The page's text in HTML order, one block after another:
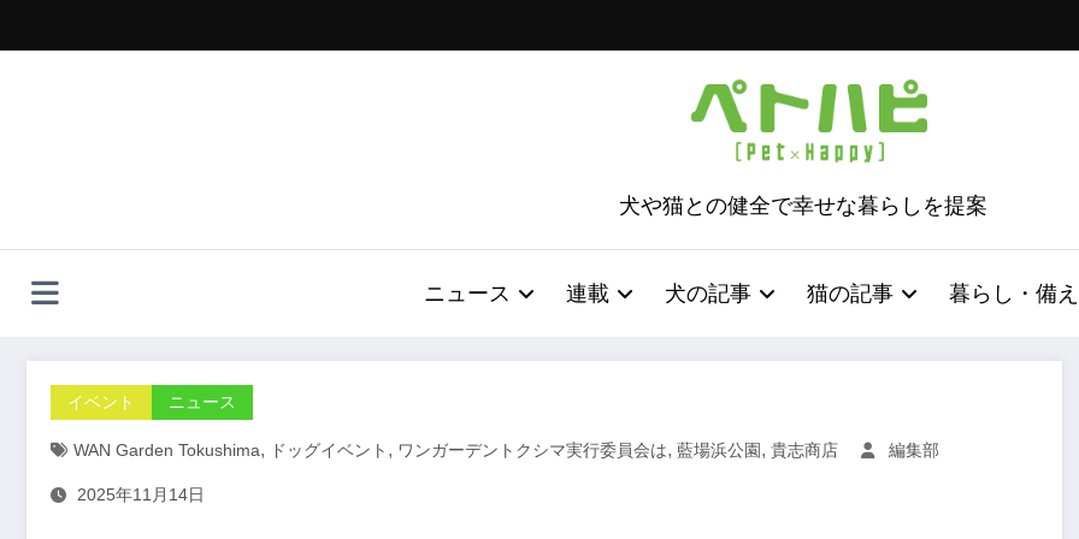
ッ
犬や猫との健全で幸せな暮らしを提案
ニュース 連載 犬の記事 猫の記事 暮らし・備え
イベント ニュース
WAN Garden Tokushima, ドッグイベント , ワンガーデントクシマ実行委員会は, 藍場浜公園, 貴志商店 編集部
2025年11月14日